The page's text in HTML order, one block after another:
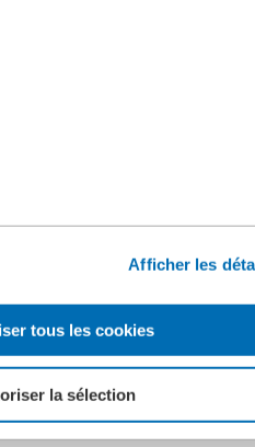
Afficher les
tous les cookies
la sélection
maximiser la productivité de vos